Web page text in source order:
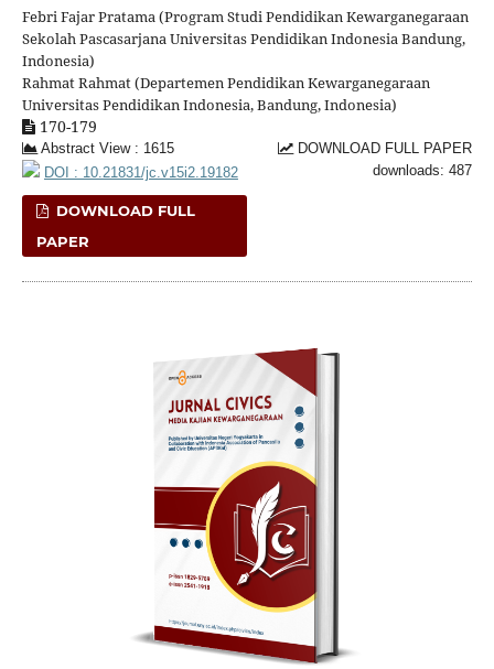
Febri Fajar Pratama (Program Studi Pendidikan Kewarganegaraan
Sekolah Pascasarjana Universitas Pendidikan Indonesia Bandung,
Indonesia)
Rahmat Rahmat (Departemen Pendidikan Kewarganegaraan
Universitas Pendidikan Indonesia, Bandung, Indonesia)
170-179
Abstract View : 1615
DOWNLOAD FULL PAPER
downloads: 487
DOI : 10.21831/jc.v15i2.19182
DOWNLOAD FULL
PAPER